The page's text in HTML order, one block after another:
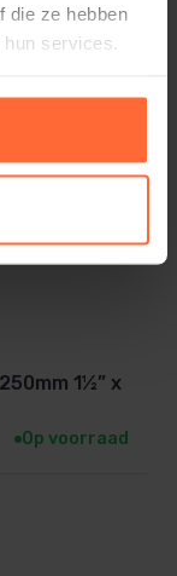
die ze hebben
services.
1½” x
Op voorraad